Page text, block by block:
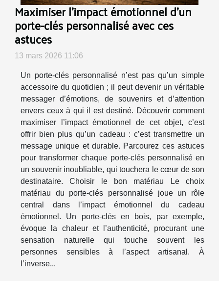
Maximiser l'impact émotionnel d'un
porte-clés personnalisé avec ces
astuces
13 mars 2026 11:06
Un porte-clés personnalisé n’est pas qu’un simple
accessoire du quotidien ; il peut devenir un véritable
messager d’émotions, de souvenirs et d’attention
envers ceux à qui il est destiné. Découvrir comment
maximiser l’impact émotionnel de cet objet, c’est
offrir bien plus qu’un cadeau : c’est transmettre un
message unique et durable. Parcourez ces astuces
pour transformer chaque porte-clés personnalisé en
un souvenir inoubliable, qui touchera le cœur de son
destinataire. Choisir le bon matériau Le choix
matériau du porte-clés personnalisé joue un rôle
central dans l’impact émotionnel du cadeau
émotionnel. Un porte-clés en bois, par exemple,
évoque la chaleur et l’authenticité, procurant une
sensation naturelle qui touche souvent les
personnes sensibles à l’aspect artisanal. À
l’inverse...